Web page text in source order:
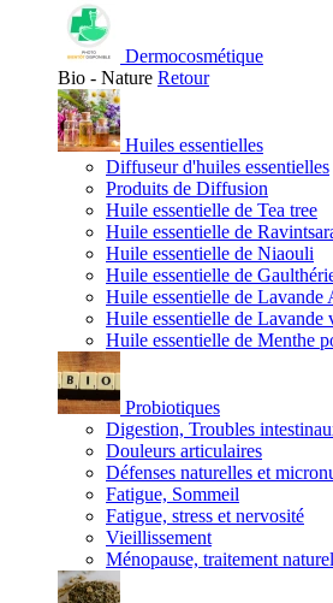
Dermocosmétique
Bio - Nature Retour
Huiles essentielles
Diffuseur d'huiles essentielles
Produits de Diffusion
Huile essentielle de Tea tree
Huile essentielle de
Huile essentielle de Niaouli
Huile essentielle de
Huile essentielle de Lavande
Huile essentielle de Lavande
Huile essentielle de Menthe
Probiotiques
Digestion, Troubles
Douleurs articulaires
Défenses naturelles et
Fatigue, Sommeil
Fatigue, stress et nervosité
Vieillissement
Ménopause, traitement naturel